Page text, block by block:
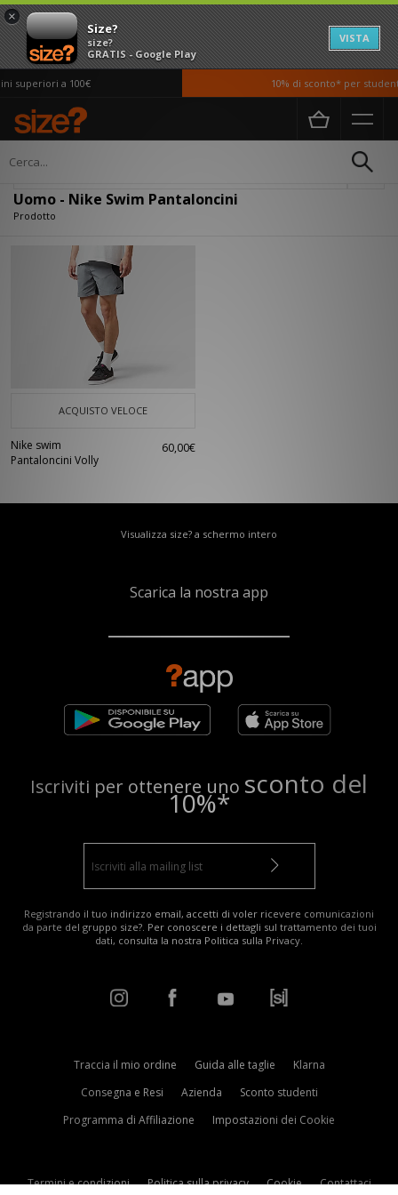
×
Size?
size?
GRATIS - Google Play
VISTA
superiori a 100€ 10% di sconto* per
Home Uomo
Uomo - Nike Swim Pantaloncini
Prodotto
ACQUISTO VELOCE
Nike swim
Pantaloncini Volly
60,00€
Visualizza size? a schermo intero
Scarica la nostra app
Iscriviti per ottenere uno sconto del
10%*
Registrando il tuo indirizzo email, accetti di voler ricevere comunicazioni
da parte del gruppo size?. Per conoscere i dettagli sul trattamento dei tuoi
dati, consulta la nostra Politica sulla Privacy.
Traccia il mio ordine Guida alle taglie
Klarna
Consegna e Resi
Azienda
Sconto studenti
Programma di Affiliazione
Impostazioni dei Cookie
Termini e condizioni Politica sulla privacy Cookie Contattaci